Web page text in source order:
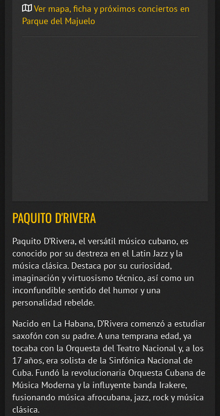
Ver mapa, ficha y próximos conciertos en
Parque del Majuelo
PAQUITO D'RIVERA
Paquito D’Rivera, el versátil músico cubano, es
conocido por su destreza en el Latin Jazz y la
música clásica. Destaca por su curiosidad,
imaginación y virtuosismo técnico, así como un
inconfundible sentido del humor y una
personalidad rebelde.
Nacido en La Habana, D’Rivera comenzó a estudiar
saxofón con su padre. A una temprana edad, ya
tocaba con la Orquesta del Teatro Nacional y, a los
17 años, era solista de la Sinfónica Nacional de
Cuba. Fundó la revolucionaria Orquesta Cubana de
Música Moderna y la influyente banda Irakere,
fusionando música afrocubana, jazz, rock y música
clásica.